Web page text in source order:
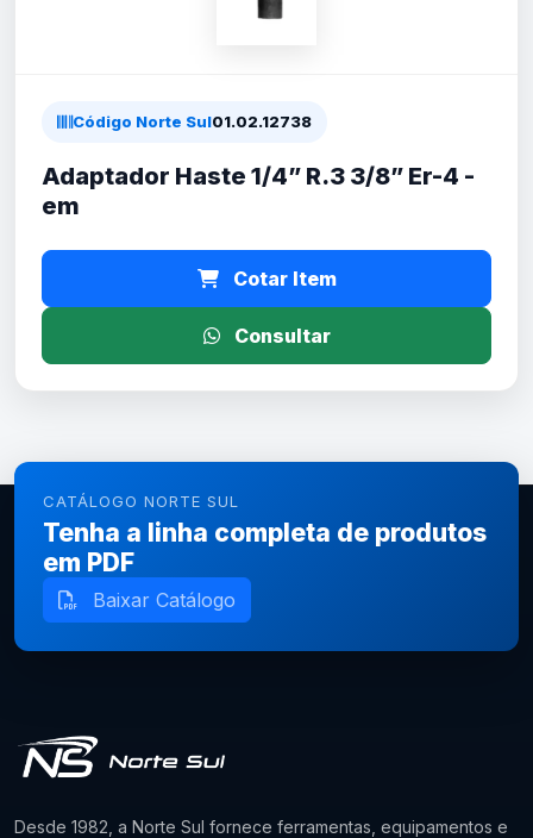
Código Norte Sul01.02.12738
Adaptador Haste 1/4” R.3 3/8” Er-4 -
em
Cotar Item
Consultar
CATÁLOGO NORTE SUL
Tenha a linha completa de produtos
em PDF
Baixar Catálogo
Desde 1982, a Norte Sul fornece ferramentas, equipamentos e